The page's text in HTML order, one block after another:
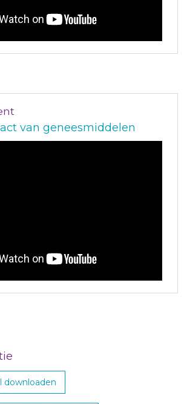
van geneesmiddelen
downloaden